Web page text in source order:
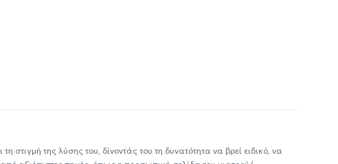
της λύσης του, δίνοντάς του τη δυνατότητα να βρεί ειδικό, να